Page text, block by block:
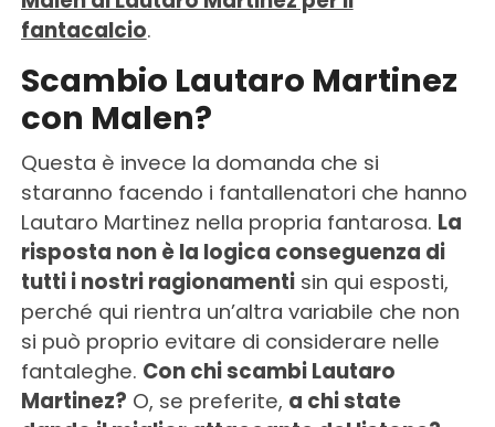
fantacalcio.
Scambio Lautaro Martinez
con Malen?
Questa è invece la domanda che si
staranno facendo i fantallenatori che hanno
Lautaro Martinez nella propria fantarosa. La
risposta non è la logica conseguenza di
tutti i nostri ragionamentisin qui esposti,
perché qui rientra un’altra variabile che non
si può proprio evitare di considerare nelle
fantaleghe. Con chi scambi Lautaro
Martinez? O, se preferite, a chi state